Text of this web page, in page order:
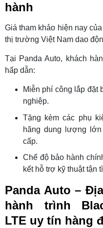
hành
Giá tham khảo hiện nay
thị trường Việt Nam dao
Tại Panda Auto, khách
hấp dẫn:
Miễn phí công lắp đặt
nghiệp.
Tặng kèm các phụ
hãng dung lượng
cấp.
Chế độ bảo hành
kết hỗ trợ kỹ thuật tận
Panda Auto –
hành trình
LTE uy tín hàng